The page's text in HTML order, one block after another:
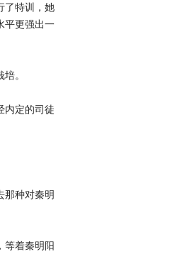
特训，她
平更强出一
。
定的司徒
种对秦明
着秦明阳